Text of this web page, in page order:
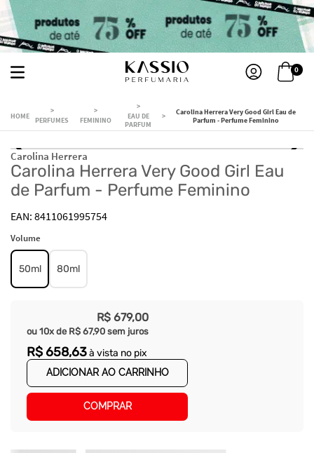
0
PERFUMES FEMININO
EAU DE
PARFUM
Carolina Herrera Very Good Girl Eau de
Parfum - Perfume Feminino
Carolina Herrera
Carolina Herrera Very Good Girl Eau
de Parfum - Perfume Feminino
8411061995754
Volume
50ml 80ml
R$ 679,00
ou 10x de R$ 67,90 sem juros
R$658,63à vista no pix
ADICIONAR AO CARRINHO
COMPRAR